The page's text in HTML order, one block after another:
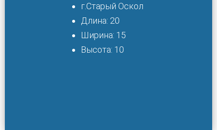
г.Старый Оскол
Длина: 20
Ширина: 15
Высота: 10